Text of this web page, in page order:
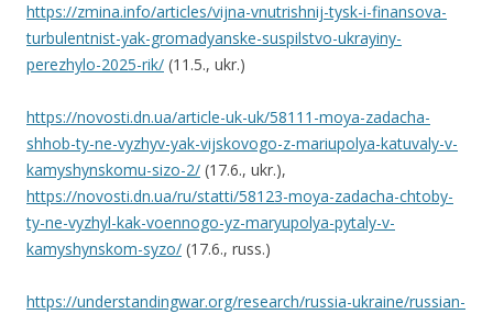
https://zmina.info/articles/vijna-vnutrishnij-tysk-i-finansova-
turbulentnist-yak-gromadyanske-suspilstvo-ukrayiny-
perezhylo-2025-rik/ (11.5., ukr.)
https://novosti.dn.ua/article-uk-uk/58111-moya-zadacha-
shhob-ty-ne-vyzhyv-yak-vijskovogo-z-mariupolya-katuvaly-v-
kamyshynskomu-sizo-2/ (17.6., ukr.),
https://novosti.dn.ua/ru/statti/58123-moya-zadacha-chtoby-
ty-ne-vyzhyl-kak-voennogo-yz-maryupolya-pytaly-v-
kamyshynskom-syzo/ (17.6., russ.)
https://understandingwar.org/research/russia-ukraine/russian-